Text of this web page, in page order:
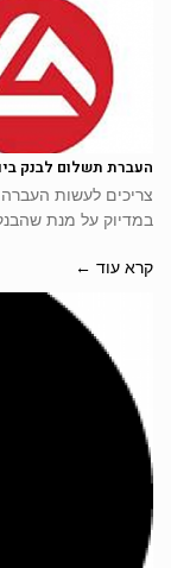
העברת תשלום לבנק
צריכים לעשות
במדיוק על מנת
קרא עוד ←